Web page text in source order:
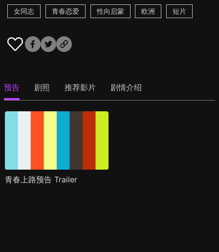
女同志
青春恋爱 性向启蒙 欧洲 短片
预告 剧照 推荐影片 剧情介绍
青春上路预告 Trailer